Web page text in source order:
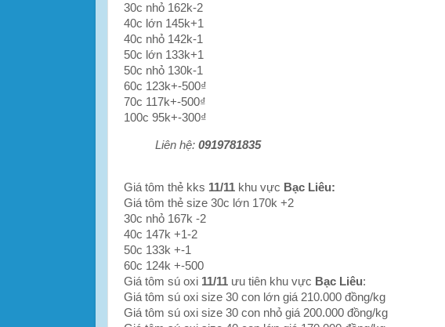
30c nhỏ 162k-2
40c lớn 145k+1
40c nhỏ 142k-1
50c lớn 133k+1
50c nhỏ 130k-1
60c 123k+-500₫
70c 117k+-500₫
100c 95k+-300₫
Liên hệ: 0919781835
Giá tôm thẻ kks 11/11 khu vực Bạc Liêu:
Giá tôm thẻ size 30c lớn 170k +2
30c nhỏ 167k -2
40c 147k +1-2
50c 133k +-1
60c 124k +-500
Giá tôm sú oxi 11/11 ưu tiên khu vực Bạc Liêu:
Giá tôm sú oxi size 30 con lớn giá 210.000 đồng/kg
Giá tôm sú oxi size 30 con nhỏ giá 200.000 đồng/kg